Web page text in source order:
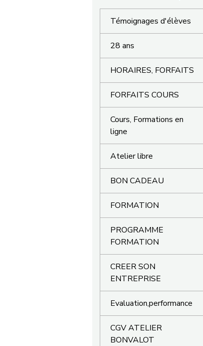
Témoignages d'élèves
28 ans
HORAIRES, FORFAITS
FORFAITS COURS
Cours, Formations en
ligne
Atelier libre
BON CADEAU
FORMATION
PROGRAMME
FORMATION
CREER SON
ENTREPRISE
Evaluation,performance
CGV ATELIER
BONVALOT